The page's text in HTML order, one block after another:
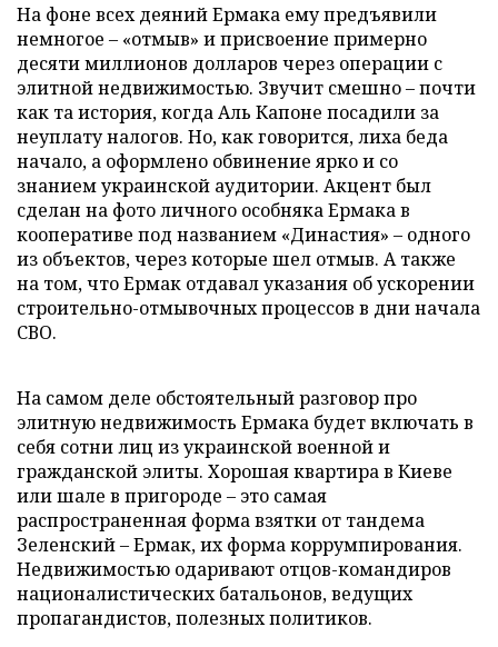
На фоне всех деяний Ермака ему предъявили
немногое – «отмыв» и присвоение примерно
десяти миллионов долларов через операции с
элитной недвижимостью. Звучит смешно – почти
как та история, когда Аль Капоне посадили за
неуплату налогов. Но, как говорится, лиха беда
начало, а оформлено обвинение ярко и со
знанием украинской аудитории. Акцент был
сделан на фото личного особняка Ермака в
кооперативе под названием «Династия» – одного
из объектов, через которые шел отмыв. А также
на том, что Ермак отдавал указания об ускорении
строительно-отмывочных процессов в дни начала
СВО.
На самом деле обстоятельный разговор про
элитную недвижимость Ермака будет включать в
себя сотни лиц из украинской военной и
гражданской элиты. Хорошая квартира в Киеве
или шале в пригороде – это самая
распространенная форма взятки от тандема
Зеленский – Ермак, их форма коррумпирования.
Недвижимостью одаривают отцов-командиров
националистических батальонов, ведущих
пропагандистов, полезных политиков.